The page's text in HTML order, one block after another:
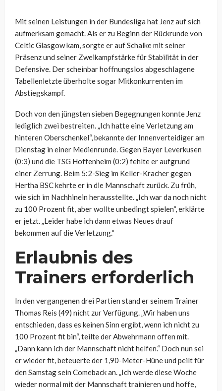
Mit seinen Leistungen in der Bundesliga hat Jenz auf sich
aufmerksam gemacht. Als er zu Beginn der Rückrunde von
Celtic Glasgow kam, sorgte er auf Schalke mit seiner
Präsenz und seiner Zweikampfstärke für Stabilität in der
Defensive. Der scheinbar hoffnungslos abgeschlagene
Tabellenletzte überholte sogar Mitkonkurrenten im
Abstiegskampf.
Doch von den jüngsten sieben Begegnungen konnte Jenz
lediglich zwei bestreiten. „Ich hatte eine Verletzung am
hinteren Oberschenkel“, bekannte der Innenverteidiger am
Dienstag in einer Medienrunde. Gegen Bayer Leverkusen
(0:3) und die TSG Hoffenheim (0:2) fehlte er aufgrund
einer Zerrung. Beim 5:2-Sieg im Keller-Kracher gegen
Hertha BSC kehrte er in die Mannschaft zurück. Zu früh,
wie sich im Nachhinein herausstellte. „Ich war da noch nicht
zu 100 Prozent fit, aber wollte unbedingt spielen“, erklärte
er jetzt. „Leider habe ich dann etwas Neues drauf
bekommen auf die Verletzung.“
Erlaubnis des
Trainers erforderlich
In den vergangenen drei Partien stand er seinem Trainer
Thomas Reis (49) nicht zur Verfügung. „Wir haben uns
entschieden, dass es keinen Sinn ergibt, wenn ich nicht zu
100 Prozent fit bin“, teilte der Abwehrmann offen mit.
„Dann kann ich der Mannschaft nicht helfen.“ Doch nun sei
er wieder fit, beteuerte der 1,90-Meter-Hüne und peilt für
den Samstag sein Comeback an. „Ich werde diese Woche
wieder normal mit der Mannschaft trainieren und hoffe,